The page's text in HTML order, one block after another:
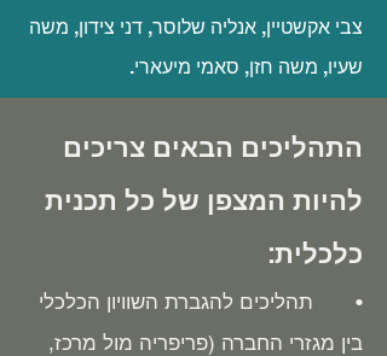
צבי אקשטיין, אנליה שלוסר, דני צידון, משה
שעיו, משה חזן, סאמי מיעארי.
התהליכים הבאים צריכים
להיות המצפן של כל תכנית
כלכלית:
• תהליכים להגברת השוויון הכלכלי
בין מגזרי החברה (פריפריה מול מרכז,